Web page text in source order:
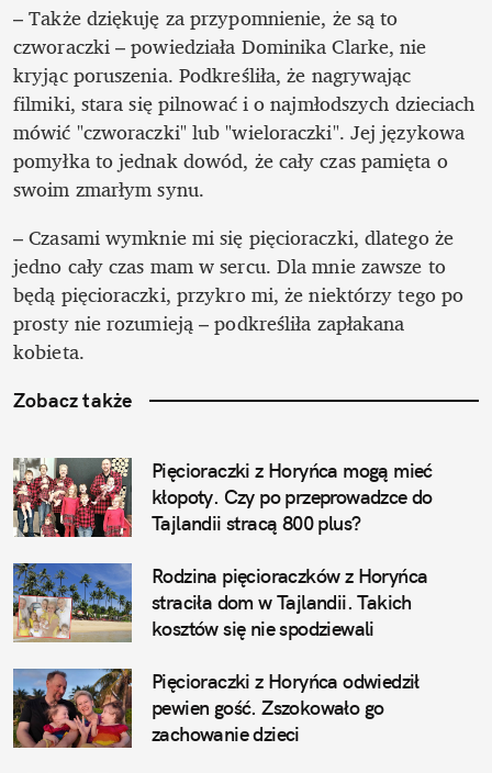
– Także dziękuję za przypomnienie, że są to
czworaczki – powiedziała Dominika Clarke, nie
kryjąc poruszenia. Podkreśliła, że nagrywając
filmiki, stara się pilnować i o najmłodszych dzieciach
mówić "czworaczki" lub "wieloraczki". Jej językowa
pomyłka to jednak dowód, że cały czas pamięta o
swoim zmarłym synu.
– Czasami wymknie mi się pięcioraczki, dlatego że
jedno cały czas mam w sercu. Dla mnie zawsze to
będą pięcioraczki, przykro mi, że niektórzy tego po
prosty nie rozumieją – podkreśliła zapłakana
kobieta.
Zobacz także
Pięcioraczki z Horyńca mogą mieć
kłopoty. Czy po przeprowadzce do
Tajlandii stracą 800 plus?
Rodzina pięcioraczków z Horyńca
straciła dom w Tajlandii. Takich
kosztów się nie spodziewali
Pięcioraczki z Horyńca odwiedził
pewien gość. Zszokowało go
zachowanie dzieci